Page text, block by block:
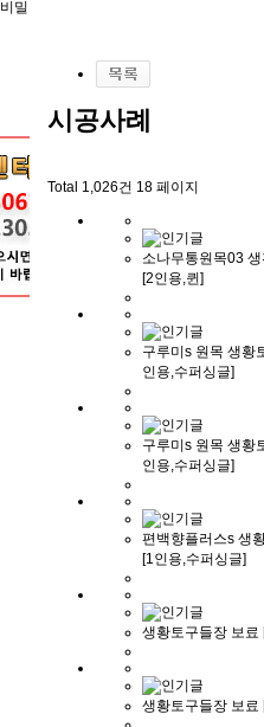
비밀번호
시공사례
Total 1,026건 18 페이지
소나무통원목03
[2인용,퀸]
구루미s 원목 생황
인용,수퍼싱글]
구루미s 원목 생황
인용,수퍼싱글]
편백향플러스s 생
[1인용,수퍼싱글]
생황토구들장 보료
생황토구들장 보료